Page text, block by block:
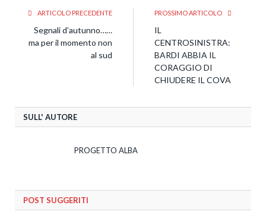
ARTICOLO PRECEDENTE
Segnali d’autunno……
ma per il momento non
al sud
PROSSIMO ARTICOLO
IL
CENTROSINISTRA:
BARDI ABBIA IL
CORAGGIO DI
CHIUDERE IL COVA
SULL' AUTORE
PROGETTO ALBA
POST SUGGERITI